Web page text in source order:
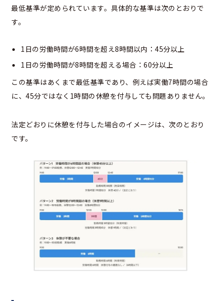
最低基準が定められています。具体的な基準は次のとおりで
す。
1日の労働時間が6時間を超え8時間以内：45分以上
1日の労働時間が8時間を超える場合：60分以上
この基準はあくまで最低基準であり、例えば実働7時間の場合
に、45分ではなく1時間の休憩を付与しても問題ありません。
法定どおりに休憩を付与した場合のイメージは、次のとおり
です。